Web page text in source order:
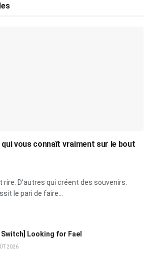
vous connaît vraiment sur le bout
rire. D'autres qui créent des souvenirs.
le pari de faire...
Switch] Looking for Fael
2026